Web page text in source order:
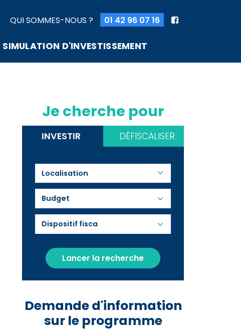
QUI SOMMES-NOUS ? 01 42 96 07 16
SIMULATION D'INVESTISSEMENT
Je cherche pour
INVESTIR DÉFISCALISER
Budget
Lancer la recherche
Demande d'information
sur le programme